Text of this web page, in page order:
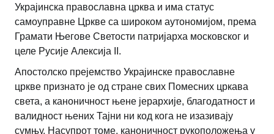
Украјинска православна црква и има статус
самоуправне Цркве са широком аутономијом, према
Грамати Његове Светости патријарха московског и
целе Русије Алексија II.
Апостолско прејемство Украјинске православне
цркве признато је од стране свих Помесних цркава
света, а каноничност њене јерархије, благодатност и
валидност њених Тајни ни код кога не изазивају
сумњу. Насупрот томе, каноничност рукоположења у